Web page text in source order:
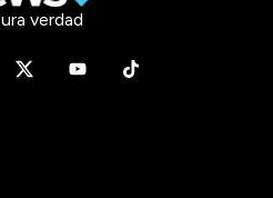
verdad